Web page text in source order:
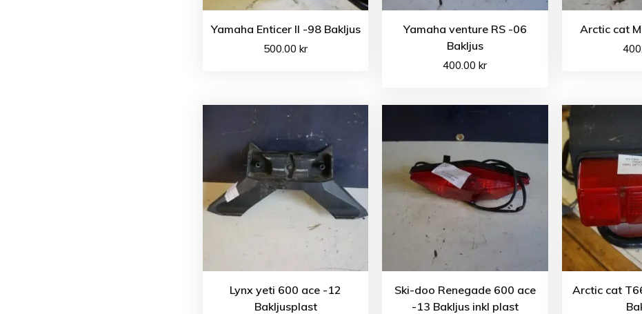
Yamaha Enticer II -98 Bakljus
500.00kr
Yamaha venture RS -06
Bakljus
400.00kr
Arctic cat
Lynx yeti 600 ace -12
Bakljusplast
Ski-doo Renegade 600 ace
-13 Bakljus inkl plast
Arctic cat